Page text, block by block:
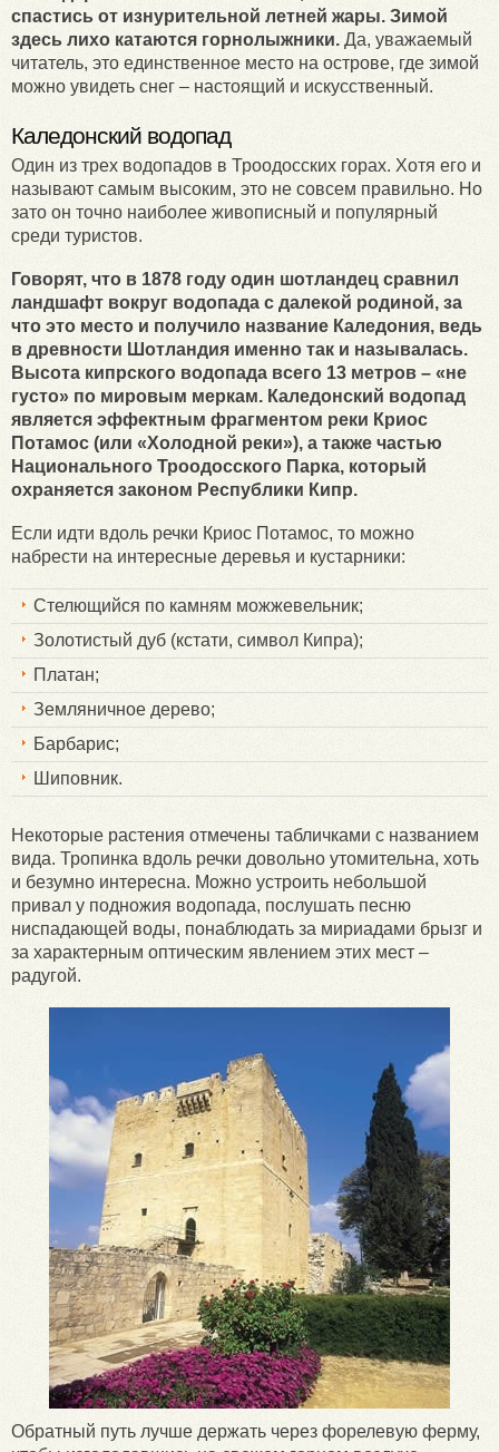
спастись от изнурительной летней жары. Зимой
здесь лихо катаются горнолыжники. Да, уважаемый
читатель, это единственное место на острове, где зимой
можно увидеть снег – настоящий и искусственный.
Каледонский водопад
Один из трех водопадов в Троодосских горах. Хотя его и
называют самым высоким, это не совсем правильно. Но
зато он точно наиболее живописный и популярный
среди туристов.
Говорят, что в 1878 году один шотландец сравнил
ландшафт вокруг водопада с далекой родиной, за
что это место и получило название Каледония, ведь
в древности Шотландия именно так и называлась.
Высота кипрского водопада всего 13 метров – «не
густо» по мировым меркам. Каледонский водопад
является эффектным фрагментом реки Криос
Потамос (или «Холодной реки»), а также частью
Национального Троодосского Парка, который
охраняется законом Республики Кипр.
Если идти вдоль речки Криос Потамос, то можно
набрести на интересные деревья и кустарники:
Стелющийся по камням можжевельник;
Золотистый дуб (кстати, символ Кипра);
Платан;
Земляничное дерево;
Барбарис;
Шиповник.
Некоторые растения отмечены табличками с названием
вида. Тропинка вдоль речки довольно утомительна, хоть
и безумно интересна. Можно устроить небольшой
привал у подножия водопада, послушать песню
ниспадающей воды, понаблюдать за мириадами брызг и
за характерным оптическим явлением этих мест –
радугой.
Обратный путь лучше держать через форелевую ферму,